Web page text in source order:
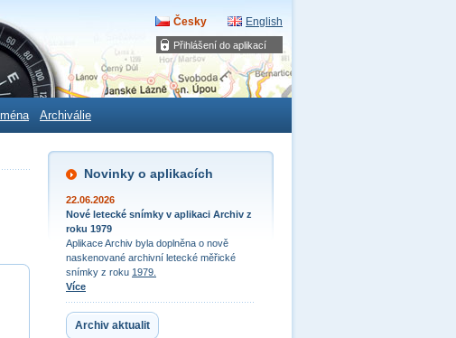
Přihlášení do aplikací
Česky English
Archiválie
Novinky o aplikacích
22.06.2026
Nové letecké snímky v aplikaci Archiv z
roku 1979
Aplikace Archiv byla doplněna o nově
naskenované archivní letecké měřické
snímky z roku 1979.
Více
Archiv aktualit